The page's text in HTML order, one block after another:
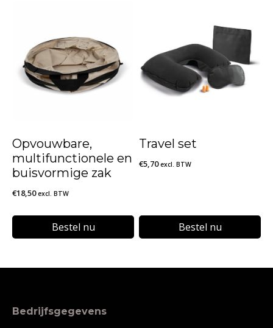
meerdere
variaties.
gekozen
worden
op
productpagina
meerdere
variaties.
Deze
gekozen
worden
productpagina
Opvouwbare,
multifunctionele en
buisvormige zak
€18,50 excl. BTW
Bestel nu
Travel set
€5,70 excl. BTW
Bestel nu
Bedrijfsgegevens